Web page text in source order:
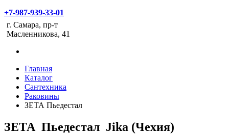
+7-987-939-33-01
г. Самара, пр-т
Масленникова, 41
Главная
Каталог
Сантехника
Раковины
ЗЕТА Пьедестал
ЗЕТА Пьедестал Jika (Чехия)